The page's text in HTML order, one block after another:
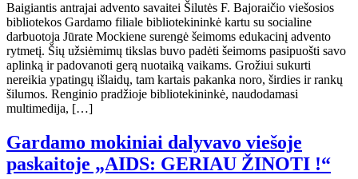
Baigiantis antrajai advento savaitei Šilutės F. Bajoraičio viešosios
bibliotekos Gardamo filiale bibliotekininkė kartu su socialine
darbuotoja Jūrate Mockiene surengė šeimoms edukacinį advento
rytmetį. Šių užsiėmimų tikslas buvo padėti šeimoms pasipuošti savo
aplinką ir padovanoti gerą nuotaiką vaikams. Grožiui sukurti
nereikia ypatingų išlaidų, tam kartais pakanka noro, širdies ir rankų
šilumos. Renginio pradžioje bibliotekininkė, naudodamasi
multimedija, […]
Gardamo mokiniai dalyvavo viešoje
paskaitoje „AIDS: GERIAU ŽINOTI !“